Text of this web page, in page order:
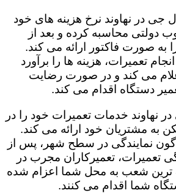
جی در نهاوند نرخ هزینه های خود
دولتی محاسبه کرده و بعد از
به صورت فاکتور ارائه می کند.
تعمیرات، هزینه ها را برآورد
می کند و در صورت رضایت
دستگاه اقدام می کند.
نهاوند خدمات تعمیرات خود را در
به مشتریان خود ارائه می کند.
نمایندگی در سطح شهر، پس از
تعمیرات، تعمیرکاران مجرب در
ترین شعب به محل شما اعزام شده
شما اقدام می کنند.